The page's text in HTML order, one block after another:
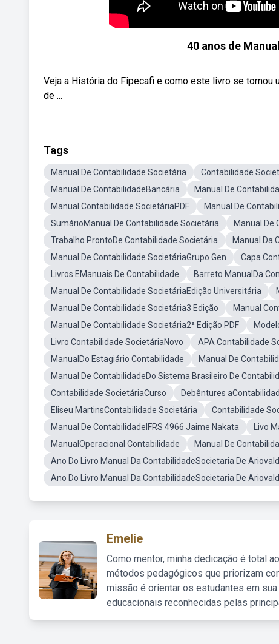
40 anos de
Veja a História do Fipecafi e como este livro se
de ...
Tags
Manual De Contabilidade Societária Contabilidade
Manual De ContabilidadeBancária
Manual De
Manual Contabilidade SocietáriaPDF
Manual De
SumárioManual De Contabilidade Societária
Manual De
Trabalho ProntoDe Contabilidade Societária
Manual Da
Manual De Contabilidade SocietáriaGrupo Gen
Capa
Livros EManuais De Contabilidade
Barreto ManualDa
Manual De Contabilidade SocietáriaEdição Universitária
Manual De Contabilidade Societária3 Edição
Manual
Manual De Contabilidade Societária2ª Edição PDF
Livro Contabilidade SocietáriaNovo
APA Contabilidade
ManualDo Estagiário Contabilidade
Manual De
Manual De ContabilidadeDo Sistema Brasileiro De
Contabilidade SocietáriaCurso
Debêntures
Eliseu MartinsContabilidade Societária
Contabilidade
Manual De ContabilidadeIFRS 4966 Jaime Nakata
Livo
ManualOperacional Contabilidade
Manual De
Ano Do Livro Manual Da ContabilidadeSocietaria De
Ano Do Livro Manual Da ContabilidadeSocietaria De
Emelie
Como mentor, minha dedicação é total
métodos pedagógicos que priorizam
missão é orientar os estudantes em
educacionais reconhecidas pelas